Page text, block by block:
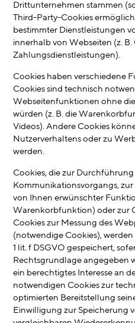
Drittunternehmen stammen
Third-Party-Cookies
bestimmter Dienstleistungen
innerhalb von Webseiten (z.
Zahlungsdienstleistungen).
Cookies haben verschiedene
Cookies sind technisch
Webseitenfunktionen ohne
würden (z. B. die
Videos). Andere Cookies
Nutzerverhaltens oder zu
werden.
Cookies, die zur
Kommunikationsvorgangs,
von Ihnen erwünschter
Warenkorbfunktion) oder zur
Cookies zur Messung des
(notwendige Cookies),
1 lit. f DSGVO gespeichert,
Rechtsgrundlage angegeben
ein berechtigtes Interesse an
notwendigen Cookies zur
optimierten Bereitstellung
Einwilligung zur Speicherung